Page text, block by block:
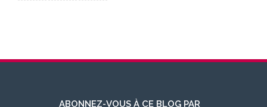
ABONNEZ-VOUS À CE BLOG PAR